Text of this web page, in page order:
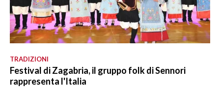
TRADIZIONI
Festival di Zagabria, il gruppo folk di Sennori
rappresenta l'Italia